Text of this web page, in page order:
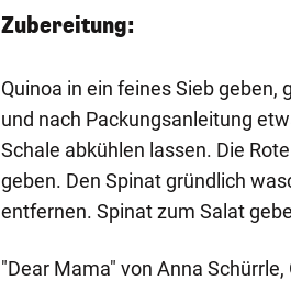
Zubereitung:
Quinoa in ein feines Sieb
und nach Packungsanleitung
Schale abkühlen lassen. Die
geben. Den Spinat gründlich
entfernen. Spinat zum Salat
"Dear Mama" von Anna